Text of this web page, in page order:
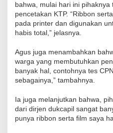
bahwa, mulai hari ini pihaknya
pencetakan KTP. “Ribbon
pada printer dan digunakan
habis total,” jelasnya.
Agus juga menambahkan
warga yang membutuhkan
banyak hal, contohnya tes
sebagainya,” tambahnya.
Ia juga melanjutkan bahwa,
dari dirjen dukcapil sangat
punya ribbon serta film saya